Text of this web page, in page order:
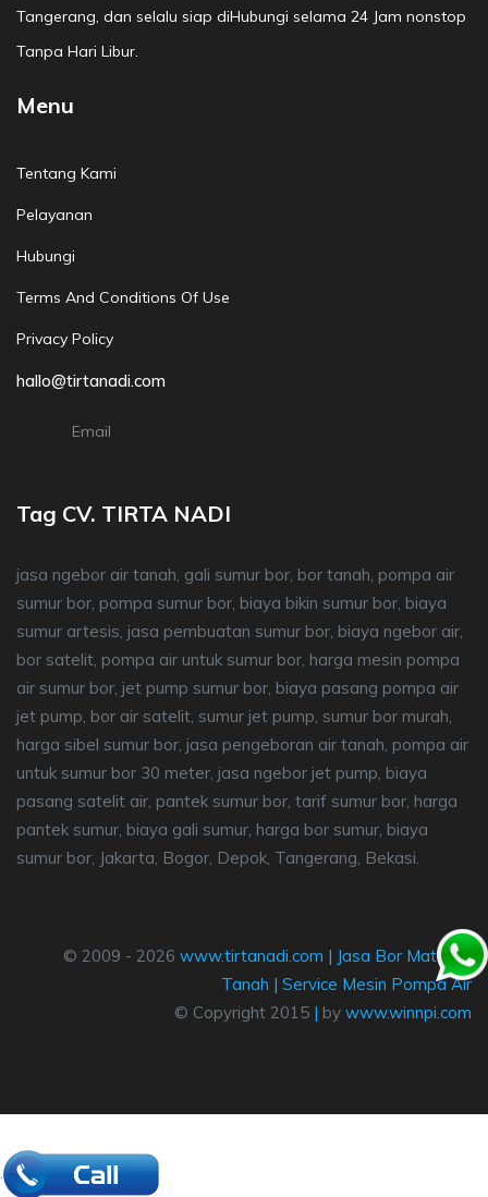
Tangerang, dan selalu siap diHubungi selama 24 Jam nonstop
Tanpa Hari Libur.
Menu
Tentang Kami
Pelayanan
Hubungi
Terms And Conditions Of Use
Privacy Policy
hallo@tirtanadi.com
Email
Tag CV. TIRTA NADI
jasa ngebor air tanah, gali sumur bor, bor tanah, pompa air
sumur bor, pompa sumur bor, biaya bikin sumur bor, biaya
sumur artesis, jasa pembuatan sumur bor, biaya ngebor air,
bor satelit, pompa air untuk sumur bor, harga mesin pompa
air sumur bor, jet pump sumur bor, biaya pasang pompa air
jet pump, bor air satelit, sumur jet pump, sumur bor murah,
harga sibel sumur bor, jasa pengeboran air tanah, pompa air
untuk sumur bor 30 meter, jasa ngebor jet pump, biaya
pasang satelit air, pantek sumur bor, tarif sumur bor, harga
pantek sumur, biaya gali sumur, harga bor sumur, biaya
sumur bor, Jakarta, Bogor, Depok, Tangerang, Bekasi.
© 2009 - 2026 www.tirtanadi.com | Jasa Bor Mata Air
Tanah | Service Mesin Pompa Air
© Copyright 2015 | by www.winnpi.com
.